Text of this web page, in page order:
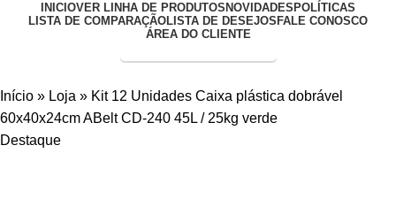
INICIOVER LINHA DE PRODUTOS NOVIDADES POLÍTICAS
LISTA DE COMPARAÇÃOLISTA DE DESEJOS FALE CONOSCO
ÁREA DO CLIENTE
Início » Loja » Kit 12 Unidades Caixa plástica dobrável
60x40x24cm ABelt CD-240 45L / 25kg verde
Destaque